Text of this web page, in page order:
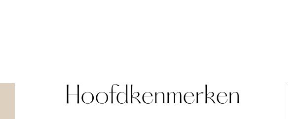
Hoofdkenmerken